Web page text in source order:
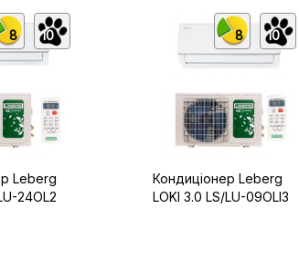
8 10
Leberg
24OL2
8 10
Кондиціонер Leberg
LOKI 3.0 LS/LU-09OLI3